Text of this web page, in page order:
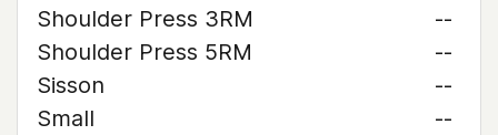
Shoulder Press 3RM
--
Shoulder Press 5RM
--
Sisson
--
Small
--